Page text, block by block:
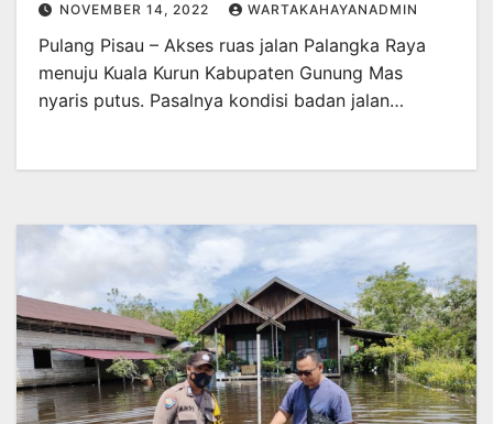
NOVEMBER 14, 2022 WARTAKAHAYANADMIN
Pulang Pisau – Akses ruas jalan Palangka Raya
menuju Kuala Kurun Kabupaten Gunung Mas
nyaris putus. Pasalnya kondisi badan jalan…